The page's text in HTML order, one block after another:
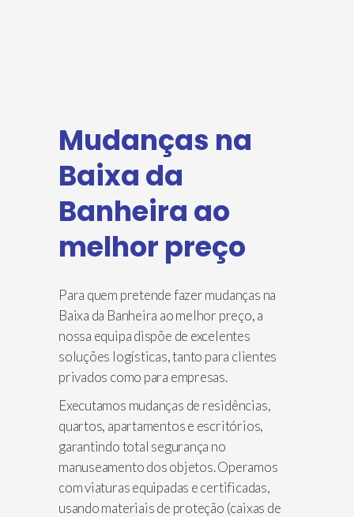
Mudanças na
Baixa da
Banheira ao
melhor preço
Para quem pretende fazer mudanças na
Baixa da Banheira ao melhor preço, a
nossa equipa dispõe de excelentes
soluções logísticas, tanto para clientes
privados como para empresas.
Executamos mudanças de residências,
quartos, apartamentos e escritórios,
garantindo total segurança no
manuseamento dos objetos. Operamos
com viaturas equipadas e certificadas,
usando materiais de proteção (caixas de